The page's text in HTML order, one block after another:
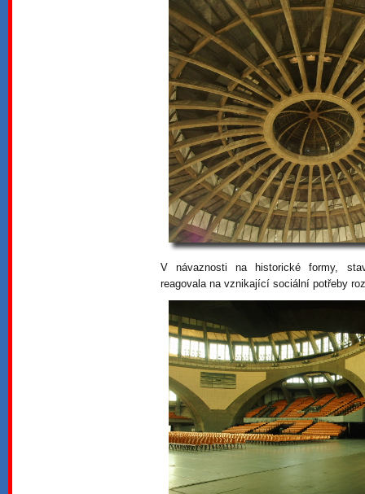
V návaznosti na historické formy,
reagovala na vznikající sociální potřeby